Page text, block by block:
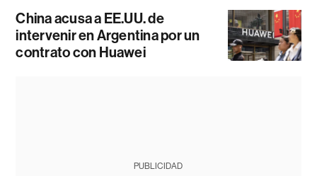
China acusa a EE.UU. de
intervenir en Argentina por un
contrato con Huawei
PUBLICIDAD